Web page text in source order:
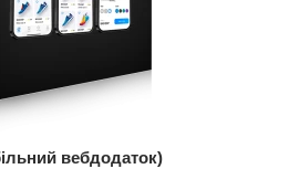
вебдодаток)